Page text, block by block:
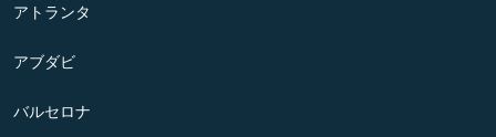
アトランタ
アブダビ
バルセロナ